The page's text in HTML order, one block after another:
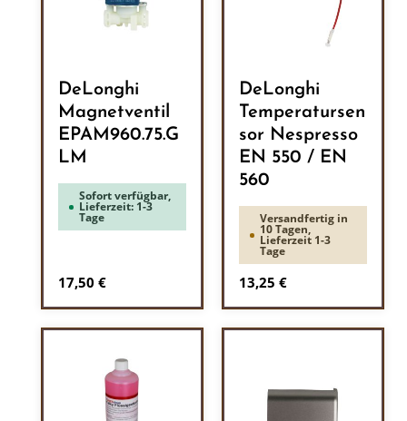
DeLonghi
Magnetventil
EPAM960.75.G
LM
Sofort verfügbar,
Lieferzeit: 1-3
Tage
Regulärer Preis:
17,50 €
DeLonghi
Temperatursen
sor Nespresso
EN 550 / EN
560
Versandfertig in
10 Tagen,
Lieferzeit 1-3
Tage
Regulärer Preis:
13,25 €